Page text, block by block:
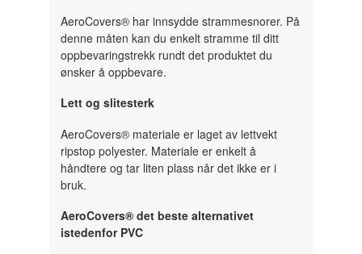
AeroCovers® har innsydde strammesnorer. På
denne måten kan du enkelt stramme til ditt
oppbevaringstrekk rundt det produktet du
ønsker å oppbevare.
Lett og slitesterk
AeroCovers® materiale er laget av lettvekt
ripstop polyester. Materiale er enkelt å
håndtere og tar liten plass når det ikke er i
bruk.
AeroCovers® det beste alternativet
istedenfor PVC